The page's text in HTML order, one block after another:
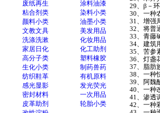
29、β－
30、一种
31、增强
32、将普
33、青藤
34、建筑
35、苦参
36、灯盏
37、脂肪
38、一种
39、阿魏
40、一种
41、渗透
42、一种